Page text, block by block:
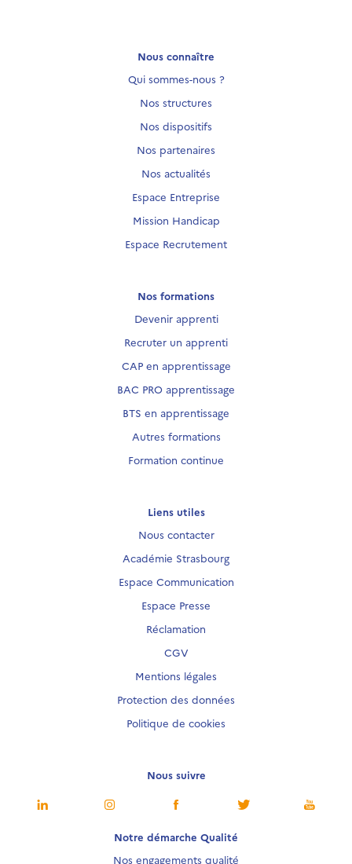
Nous connaître
Qui sommes-nous ?
Nos structures
Nos dispositifs
Nos partenaires
Nos actualités
Espace Entreprise
Mission Handicap
Espace Recrutement
Nos formations
Devenir apprenti
Recruter un apprenti
CAP en apprentissage
BAC PRO apprentissage
BTS en apprentissage
Autres formations
Formation continue
Liens utiles
Nous contacter
Académie Strasbourg
Espace Communication
Espace Presse
Réclamation
CGV
Mentions légales
Protection des données
Politique de cookies
Nous suivre
Notre démarche Qualité
Nos engagements qualité